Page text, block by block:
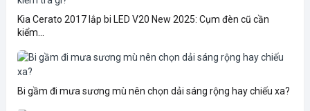
Kia Cerato 2017 lắp bi LED V20 New 2025: Cụm đèn cũ cần
kiểm...
Bi gầm đi mưa sương mù nên chọn dải sáng rộng hay chiếu xa?